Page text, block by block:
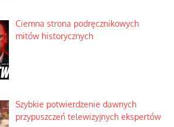
Ciemna strona podręcznikowych
mitów historycznych
Szybkie potwierdzenie dawnych
przypuszczeń telewizyjnych ekspertów